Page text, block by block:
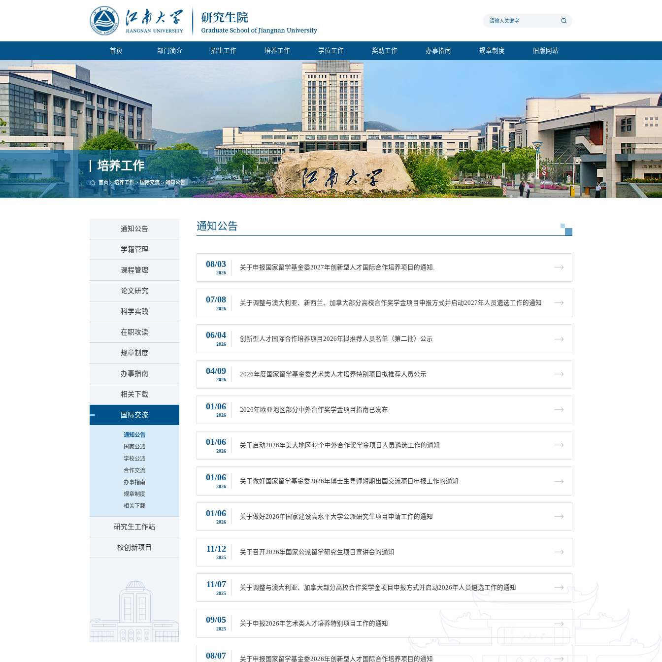
首页 部门简介 招生工作 培养工作 学位工作 奖助工作 办事指南 规章制度 旧版网站
培养工作
首页>培养工作>国际交流>通知公告
通知公告
学籍管理
课程管理
论文研究
科学实践
在职攻读
规章制度
办事指南
相关下载
国际交流
通知公告
国家公派
学校公派
合作交流
办事指南
规章制度
相关下载
研究生工作站
校创新项目
通知公告
08/03
2026
关于申报国家留学基金委2027年创新型人才国际合作培养项目的通知.
07/08
2026
关于调整与澳大利亚、新西兰、加拿大部分高校合作奖学金项目申报方式并启动2027年人员遴选工作的通知
06/04
2026
创新型人才国际合作培养项目2026年拟推荐人员名单（第二批）公示
04/09
2026
2026年度国家留学基金委艺术类人才培养特别项目拟推荐人员公示
01/06
2026
2026年欧亚地区部分中外合作奖学金项目指南已发布
01/06
2026
关于启动2026年美大地区42个中外合作奖学金项目人员遴选工作的通知
01/06
2026
关于做好国家留学基金委2026年博士生导师短期出国交流项目申报工作的通知
01/06
2026
关于做好2026年国家建设高水平大学公派研究生项目申请工作的通知
11/12
2025
关于召开2026年国家公派留学研究生项目宣讲会的通知
11/07
2025
关于调整与澳大利亚、加拿大部分高校合作奖学金项目申报方式并启动2026年人员遴选工作的通知
09/05
2025
关于申报2026年艺术类人才培养特别项目工作的通知
08/07 关于申报国家留学基金委2026年创新型人才国际合作培养项目的通知